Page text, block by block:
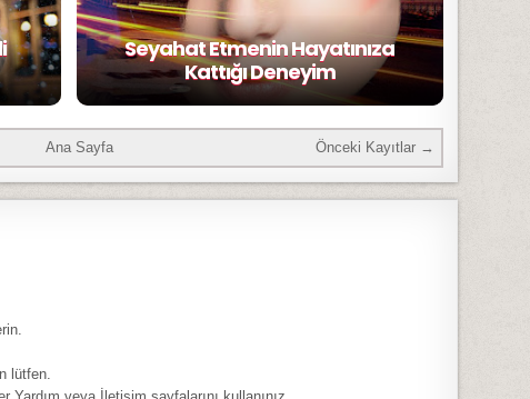
Seyahat Etmenin Hayatınıza
Kattığı Deneyim
Önceki Kayıtlar →
Ana Sayfa
lütfen.